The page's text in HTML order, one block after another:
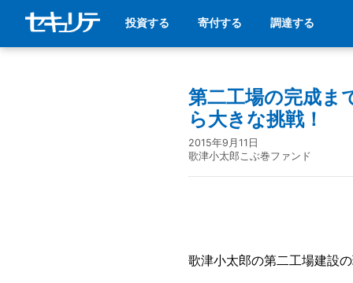
投資する 寄付する 調達する
第二工場の完成ま
ら大きな挑戦！
2015年9月11日
歌津小太郎こぶ巻ファンド
歌津小太郎の第二工場建